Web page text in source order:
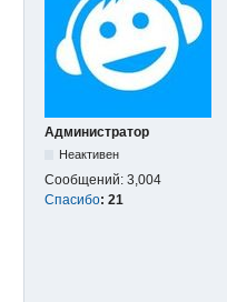
Администратор
Неактивен
Сообщений: 3,004
Спасибо: 21